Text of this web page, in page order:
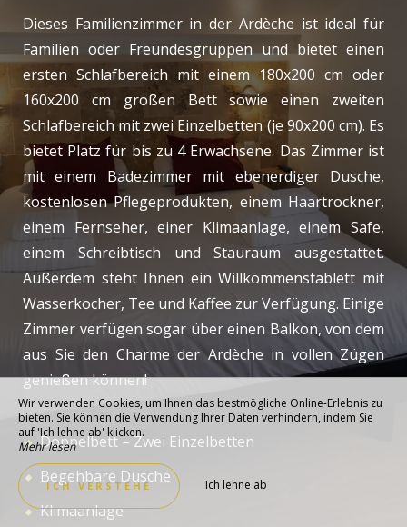
Dieses Familienzimmer in der Ardèche ist ideal für
Familien oder Freundesgruppen und bietet einen
ersten Schlafbereich mit einem 180x200 cm oder
160x200 cm großen Bett sowie einen zweiten
Schlafbereich mit zwei Einzelbetten (je 90x200 cm). Es
bietet Platz für bis zu 4 Erwachsene. Das Zimmer ist
mit einem Badezimmer mit ebenerdiger Dusche,
kostenlosen Pflegeprodukten, einem Haartrockner,
einem Fernseher, einer Klimaanlage, einem Safe,
einem Schreibtisch und Stauraum ausgestattet.
Außerdem steht Ihnen ein Willkommenstablett mit
Wasserkocher, Tee und Kaffee zur Verfügung. Einige
Zimmer verfügen sogar über einen Balkon, von dem
aus Sie den Charme der Ardèche in vollen Zügen
genießen können!
Doppelbett – Zwei Einzelbetten
Begehbare Dusche
Klimaanlage
Wir verwenden Cookies, um Ihnen das bestmögliche Online-Erlebnis zu
bieten. Sie können die Verwendung Ihrer Daten verhindern, indem Sie
auf 'Ich lehne ab' klicken.
Mehr lesen
ICH VERSTEHE Ich lehne ab